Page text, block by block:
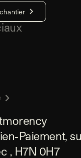
Paiement,
, H7N 0H7